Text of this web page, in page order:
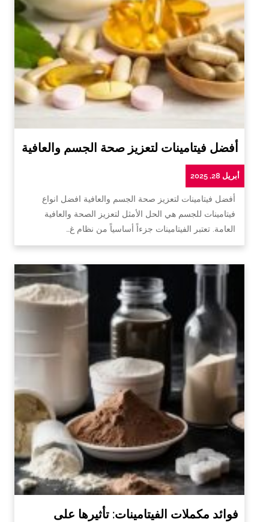
أفضل فيتامينات لتعزيز صحة الجسم والعافية
أبريل 28, 2025
أفضل فيتامينات لتعزيز صحة الجسم والعافية افضل انواع
فيتامينات للجسم هي الحل الأمثل لتعزيز الصحة والعافية
العامة. تعتبر الفيتامينات جزءاً أساسياً من نظام غ…
فوائد مكملات الفيتامينات: تأثيرها على